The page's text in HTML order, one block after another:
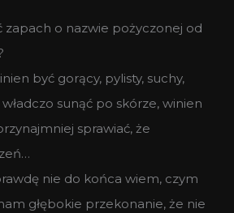
zapach o nazwie pożyczonej od
być gorący, pylisty, suchy,
sunąć po skórze, winien
sprawiać, że
nie do końca wiem, czym
głębokie przekonanie, że nie